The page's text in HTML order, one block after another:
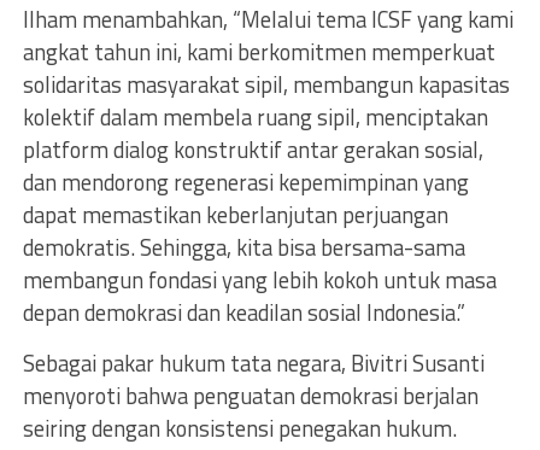
Ilham menambahkan, “Melalui tema ICSF yang kami
angkat tahun ini, kami berkomitmen memperkuat
solidaritas masyarakat sipil, membangun kapasitas
kolektif dalam membela ruang sipil, menciptakan
platform dialog konstruktif antar gerakan sosial,
dan mendorong regenerasi kepemimpinan yang
dapat memastikan keberlanjutan perjuangan
demokratis. Sehingga, kita bisa bersama-sama
membangun fondasi yang lebih kokoh untuk masa
depan demokrasi dan keadilan sosial Indonesia.”
Sebagai pakar hukum tata negara, Bivitri Susanti
menyoroti bahwa penguatan demokrasi berjalan
seiring dengan konsistensi penegakan hukum.